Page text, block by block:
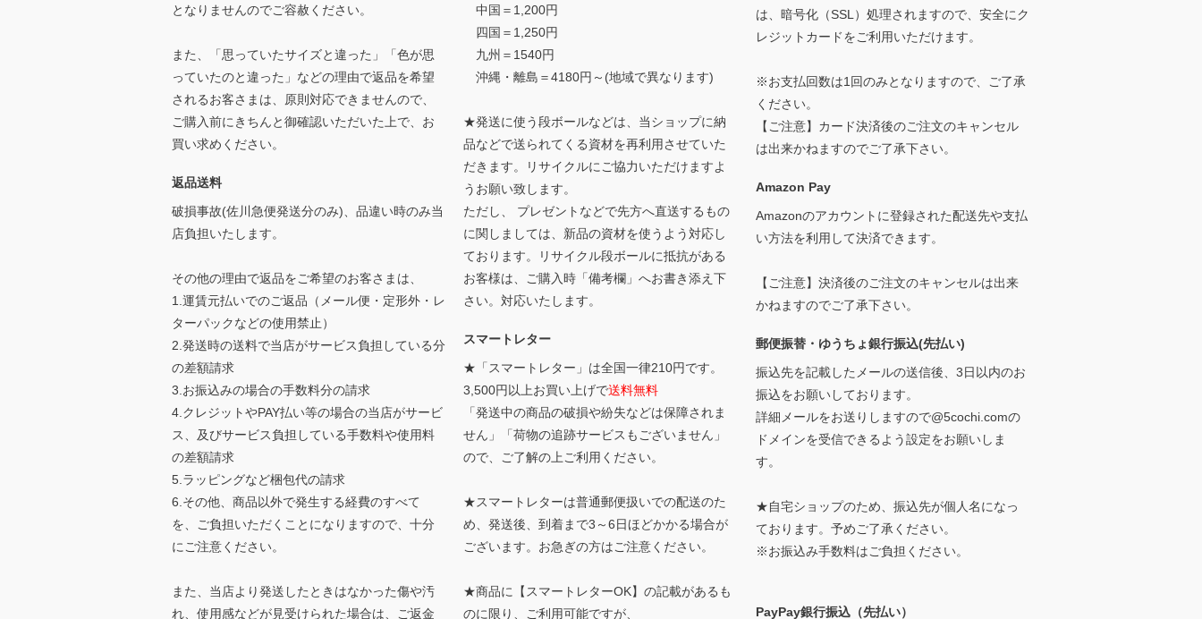
となりませんのでご容赦ください。
また、「思っていたサイズと違った」「色が思
っていたのと違った」などの理由で返品を希望
されるお客さまは、原則対応できませんので、
ご購入前にきちんと御確認いただいた上で、お
買い求めください。
返品送料
破損事故(佐川急便発送分のみ)、品違い時のみ当
店負担いたします。
その他の理由で返品をご希望のお客さまは、
1.運賃元払いでのご返品（メール便・定形外・レ
ターパックなどの使用禁止）
2.発送時の送料で当店がサービス負担している分
の差額請求
3.お振込みの場合の手数料分の請求
4.クレジットやPAY払い等の場合の当店がサービ
ス、及びサービス負担している手数料や使用料
の差額請求
5.ラッピングなど梱包代の請求
6.その他、商品以外で発生する経費のすべて
を、ご負担いただくことになりますので、十分
にご注意ください。
また、当店より発送したときはなかった傷や汚
れ、使用感などが見受けられた場合は、ご返金
中国＝1,200円
四国＝1,250円
九州＝1540円
沖縄・離島＝4180円～(地域で異なります)
★発送に使う段ボールなどは、当ショップに納
品などで送られてくる資材を再利用させていた
だきます。リサイクルにご協力いただけますよ
うお願い致します。
ただし、 プレゼントなどで先方へ直送するもの
に関しましては、新品の資材を使うよう対応し
ております。リサイクル段ボールに抵抗がある
お客様は、ご購入時「備考欄」へお書き添え下
さい。対応いたします。
スマートレター
★「スマートレター」は全国一律210円です。
3,500円以上お買い上げで送料無料
「発送中の商品の破損や紛失などは保障されま
せん」「荷物の追跡サービスもございません」
ので、ご了解の上ご利用ください。
★スマートレターは普通郵便扱いでの配送のた
め、発送後、到着まで3～6日ほどかかる場合が
ございます。お急ぎの方はご注意ください。
★商品に【スマートレターOK】の記載があるも
のに限り、ご利用可能ですが、
は、暗号化（SSL）処理されますので、安全にク
レジットカードをご利用いただけます。
※お支払回数は1回のみとなりますので、ご了承
ください。
【ご注意】カード決済後のご注文のキャンセル
は出来かねますのでご了承下さい。
Amazon Pay
Amazonのアカウントに登録された配送先や支払
い方法を利用して決済できます。
【ご注意】決済後のご注文のキャンセルは出来
かねますのでご了承下さい。
郵便振替・ゆうちょ銀行振込(先払い)
振込先を記載したメールの送信後、3日以内のお
振込をお願いしております。
詳細メールをお送りしますので@5cochi.comの
ドメインを受信できるよう設定をお願いしま
す。
★自宅ショップのため、振込先が個人名になっ
ております。予めご了承ください。
※お振込み手数料はご負担ください。
PayPay銀行振込（先払い）